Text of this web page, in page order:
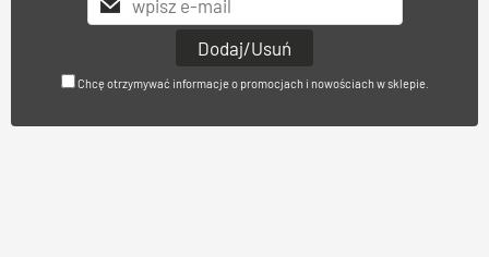
Chcę otrzymywać informacje o promocjach i nowościach w sklepie.